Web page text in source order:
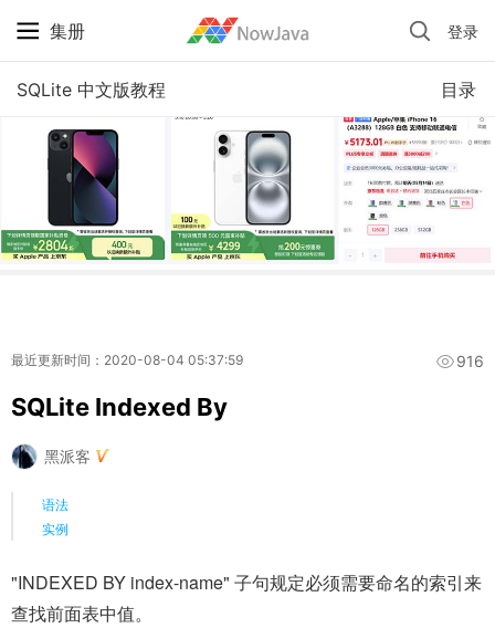
集册 登录
目录
SQLite 中文版教程
iPhone 京东自营 + 国补 / 历史最低价
最近更新时间：2020-08-04 05:37:59 916
SQLite Indexed By
黑派客
语法
实例
"INDEXED BY index-name" 子句规定必须需要命名的索引来
查找前面表中值。